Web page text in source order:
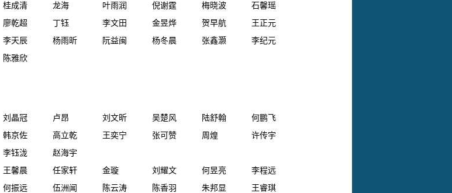
桂成清 龙海 叶雨润 倪谢霆 梅晓波
石馨瑶
廖乾超
丁钰 李文田 金昱烨 贺早航
王正元
李天辰
杨雨昕 阮益闽 杨冬晨 张鑫灏
李纪元
陈雅欣
刘晶冠 卢昂 刘文昕 吴楚风 陆舒翰
何鹏飞
韩京佐
高立乾 王奕宁 张可赞 周煌
许传宇
李钰泷
赵海宇
王馨晨 任家轩 金璇 刘耀文 何昱亮
李程远
何振远
伍洲闻 陈云涛 陈香羽 朱邦显
王睿琪